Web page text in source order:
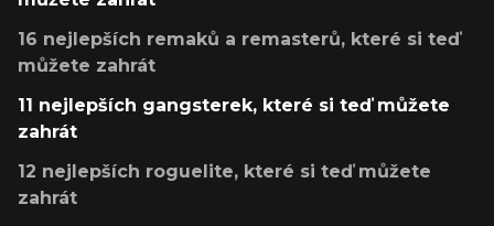
16 nejlepších remaků a remasterů, které si teď
můžete zahrát
11 nejlepších gangsterek, které si teď můžete
zahrát
12 nejlepších roguelite, které si teď můžete
zahrát